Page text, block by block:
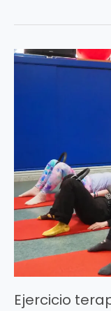
Ejercicio
Ejercicio
terapéutico